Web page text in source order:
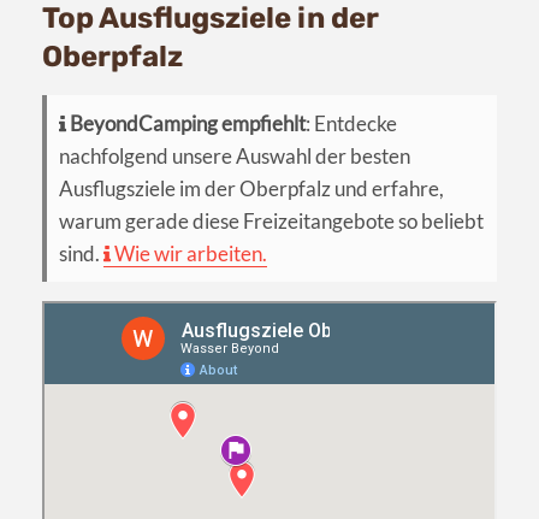
Top Ausflugsziele in der
Oberpfalz
BeyondCamping empfiehlt: Entdecke
nachfolgend unsere Auswahl der besten
Ausflugsziele im der Oberpfalz und erfahre,
warum gerade diese Freizeitangebote so beliebt
sind.
Wie wir arbeiten.